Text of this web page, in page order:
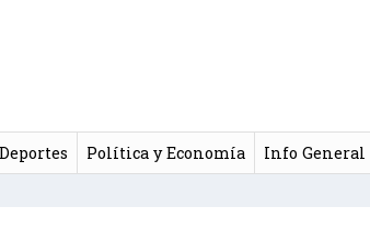
Deportes Política y Economía Info General